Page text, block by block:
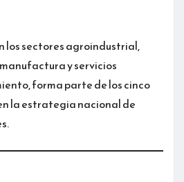
los sectores agroindustrial,
y servicios
forma parte de los cinco
la estrategia nacional de